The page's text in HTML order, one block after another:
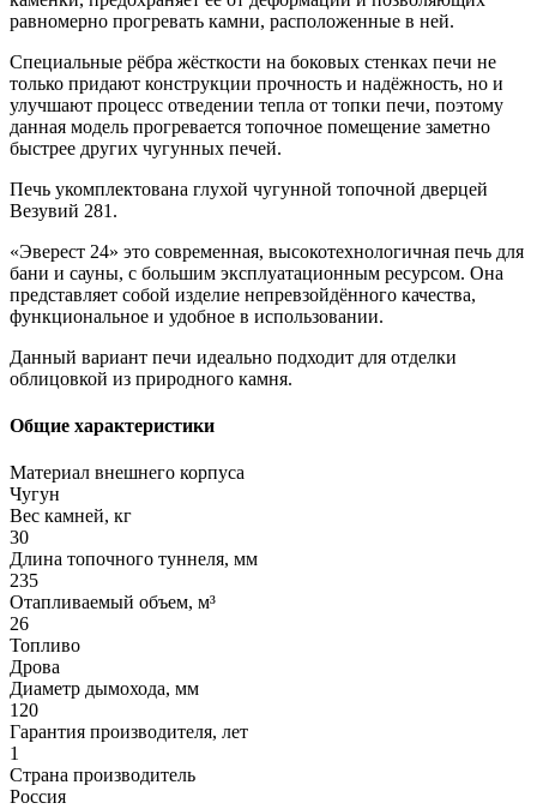
равномерно прогревать камни, расположенные в ней.
Специальные рёбра жёсткости на боковых стенках печи не
только придают конструкции прочность и надёжность, но и
улучшают процесс отведении тепла от топки печи, поэтому
данная модель прогревается топочное помещение заметно
быстрее других чугунных печей.
Печь укомплектована глухой чугунной топочной дверцей
Везувий 281.
«Эверест 24» это современная, высокотехнологичная печь для
бани и сауны, с большим эксплуатационным ресурсом. Она
представляет собой изделие непревзойдённого качества,
функциональное и удобное в использовании.
Данный вариант печи идеально подходит для отделки
облицовкой из природного камня.
Общие характеристики
Материал внешнего корпуса
Чугун
Вес камней, кг
30
Длина топочного туннеля, мм
235
Отапливаемый объем, м³
26
Топливо
Дрова
Диаметр дымохода, мм
120
Гарантия производителя, лет
1
Страна производитель
Россия